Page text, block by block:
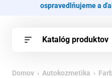
ospravedlňujeme a
Katalóg produktov
Domov › Autokozmetika ›